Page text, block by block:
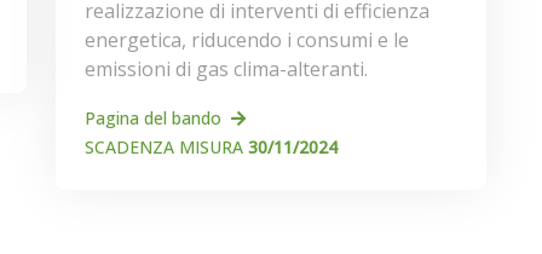
realizzazione di interventi di efficienza
energetica, riducendo i consumi e le
emissioni di gas clima-alteranti.
Pagina del bando
SCADENZA MISURA 30/11/2024